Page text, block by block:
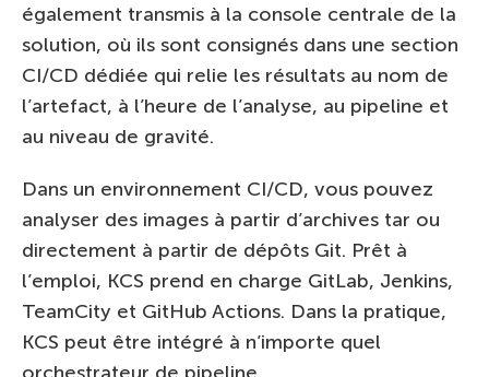
également transmis à la console centrale de la
solution, où ils sont consignés dans une section
CI/CD dédiée qui relie les résultats au nom de
l’artefact, à l’heure de l’analyse, au pipeline et
au niveau de gravité.
Dans un environnement CI/CD, vous pouvez
analyser des images à partir d’archives tar ou
directement à partir de dépôts Git. Prêt à
l’emploi, KCS prend en charge GitLab, Jenkins,
TeamCity et GitHub Actions. Dans la pratique,
KCS peut être intégré à n’importe quel
orchestrateur de pipeline.